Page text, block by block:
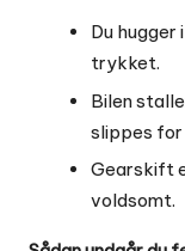
Du
trykket.
Bilen
slippes
Gearskift
voldsomt.